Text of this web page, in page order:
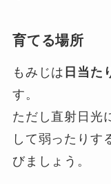
育てる場所
もみじは 日当た
す。
ただし直射日光
して弱ったりす
びましょう。